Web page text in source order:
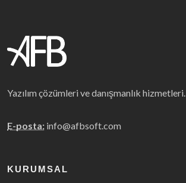
Yazılım çözümleri ve danışmanlık hizmetleri.
E-posta: info@afbsoft.com
KURUMSAL